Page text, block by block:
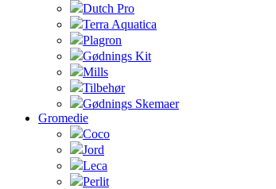
Dutch Pro
Terra Aquatica
Plagron
Gødnings Kit
Mills
Tilbehør
Gødnings Skemaer
Gromedie
Coco
Jord
Leca
Perlit